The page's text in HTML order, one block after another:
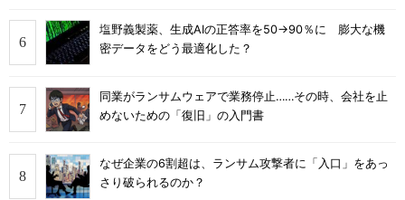
塩野義製薬、生成AIの正答率を50→90％に 膨大な機
密データをどう最適化した？
同業がランサムウェアで業務停止……その時、会社を止
めないための「復旧」の入門書
なぜ企業の6割超は、ランサム攻撃者に「入口」をあっ
さり破られるのか？